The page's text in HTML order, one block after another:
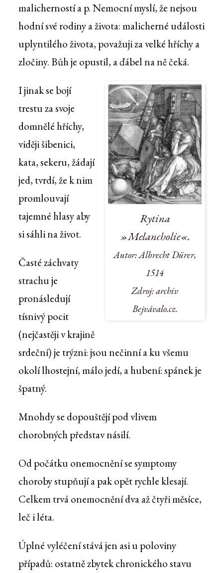
malicherností a p. Nemocní myslí, že nejsou
hodní své rodiny a života: malicherné události
uplyntilého života, považuji za velké hříchy a
zločiny. Bůh je opustil, a ďábel na ně čeká.
Rytina
»Melancholie«.
Autor: Albrecht Dürer,
1514
Zdroj: archiv
Bejvávalo.cz.
I jinak se bojí
trestu za svoje
domnělé hříchy,
viději šibenici,
kata, sekeru, žádají
jed, tvrdí, že k nim
promlouvají
tajemné hlasy aby
si sáhli na život.
Časté záchvaty
strachu je
pronásledují
tísnivý pocit
(nejčastěji v krajině
srdeční) je trýzni: jsou nečinní a ku všemu
okolí lhostejní, málo jedí, a hubení: spánek je
špatný.
Mnohdy se dopouštějí pod vlivem
chorobných představ násilí.
Od počátku onemocnění se symptomy
choroby stupňují a pak opět rychle klesají.
Celkem trvá onemocnění dva až čtyři měsíce,
leč i léta.
Úplné vyléčení stává jen asi u poloviny
případů: ostatně zbytek chronického stavu